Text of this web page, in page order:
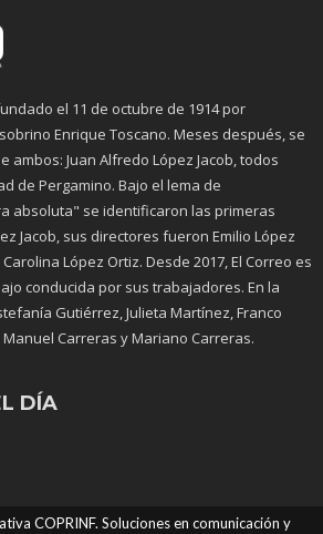
el 11 de octubre de 1914 por
Enrique Toscano. Meses después, se
ambos: Juan Alfredo López Jacob, todos
de Pergamino. Bajo el lema de
absoluta" se identificaron las primeras
Jacob, sus directores fueron Emilio López
López Ortiz. Desde 2017, El Correo es
conducida por sus trabajadores. En la
Gutiérrez, Julieta Martínez, Franco
Manuel Carreras y Mariano Carreras.
DÍA
COPRINF. Soluciones en comunicación y